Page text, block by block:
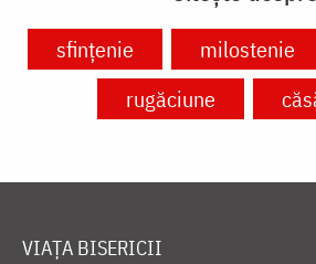
sfințenie milostenie
rugăciune
VIAȚA BISERICII